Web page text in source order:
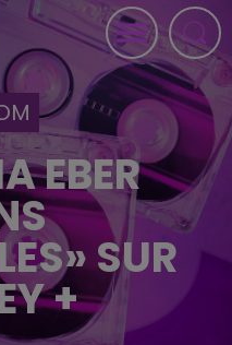
EBER
SUR
+